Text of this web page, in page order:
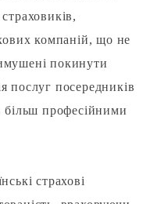
компаній, що не
покинути
послуг посередників
більш професійними
страхові